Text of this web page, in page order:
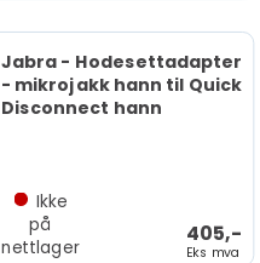
Jabra - Hodesettadapter
- mikrojakk hann til Quick
Disconnect hann
405,-
Eks mva
Ikke
på
nettlager